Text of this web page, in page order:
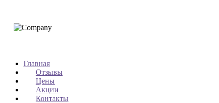
Главная
Отзывы
Цены
Акции
Контакты